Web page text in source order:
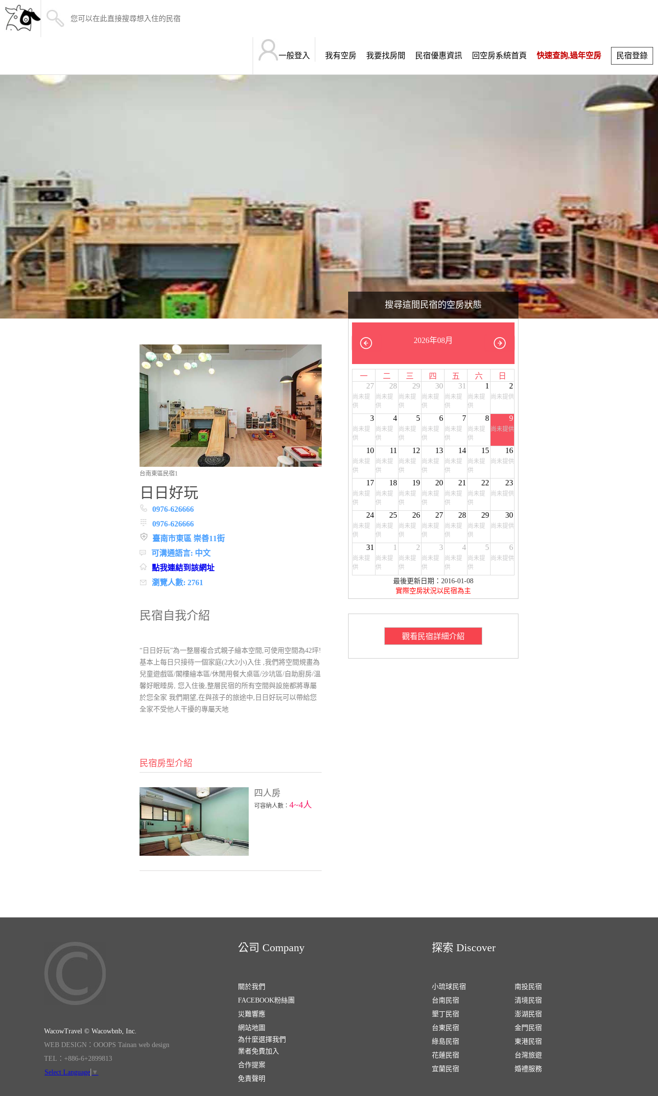
一般登入 我有空房 我要找房間 民宿優惠資訊 回空房系統首頁 快速查詢,過年空房 民宿登錄
搜尋這間民宿的空房狀態
2026年08月
一 二 三 四 五 六
日
27
尚未提
供
28
尚未提
供
29
尚未提
供
30
尚未提
供
31
尚未提
供
1
尚未提
供
2
尚未提供
3
尚未提
供
4
尚未提
供
5
尚未提
供
6
尚未提
供
7
尚未提
供
8
尚未提
供
9
尚未提供
10
尚未提
供
11
尚未提
供
12
尚未提
供
13
尚未提
供
14
尚未提
供
15
尚未提
供
16
尚未提供
17
尚未提
供
18
尚未提
供
19
尚未提
供
20
尚未提
供
21
尚未提
供
22
尚未提
供
23
尚未提供
24
尚未提
供
25
尚未提
供
26
尚未提
供
27
尚未提
供
28
尚未提
供
29
尚未提
供
30
尚未提供
31
尚未提
供
1
尚未提
供
2
尚未提
供
3
尚未提
供
4
尚未提
供
5
尚未提
供
6
尚未提供
最後更新日期：2016-01-08
實際空房狀況以民宿為主
觀看民宿詳細介紹
台南東區民宿1
日日好玩
0976-626666
0976-626666
臺南市東區 崇善11街
可溝通語言: 中文
點我連結到該網址
瀏覽人數: 2761
民宿自我介紹
“日日好玩”為一整層複合式親子繪本空間,可使用空間為42坪!
基本上每日只接待一個家庭(2大2小)入住 ,我們將空間規畫為
兒童遊戲區/閣樓繪本區/休閒用餐大桌區/沙坑區/自助廚房/溫
馨好眠睡房, 您入住後,整層民宿的所有空間與設施都將專屬
於您全家 我們期望,在與孩子的旅途中,日日好玩可以帶給您
全家不受他人干擾的專屬天地
民宿房型介紹
四人房
可容納人數： 4~4人
WacowTravel © Wacowbnb, Inc.
WEB DESIGN：OOOPS Tainan web design
TEL：+886-6+2899813
Select Language ▼
公司 Company
關於我們
FACEBOOK粉絲團
災難響應
網站地圖
為什麼選擇我們
業者免費加入
合作提案
免責聲明
探索 Discover
小琉球民宿
台南民宿
墾丁民宿
台東民宿
綠島民宿
花蓮民宿
宜蘭民宿
南投民宿
清境民宿
澎湖民宿
金門民宿
東港民宿
台灣旅遊
婚禮服務